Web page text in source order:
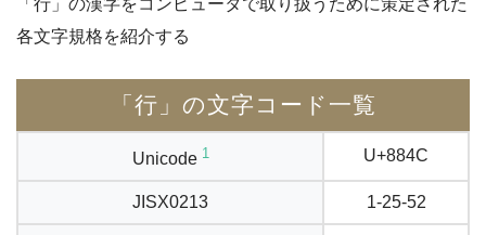
各文字規格を紹介する
「行」の文字コード一覧
Unicode 1 U+884C
JISX0213 1-25-52